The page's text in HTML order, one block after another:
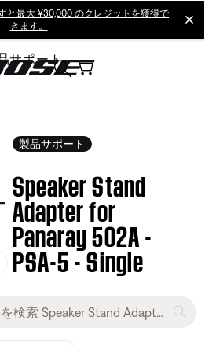
と最大 ¥30,000 のクレジットを獲得で
きます。
サポート
製品サポート
Speaker Stand
Adapter for
Panaray 502A -
PSA-5 - Single